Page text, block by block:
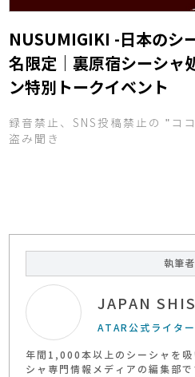
NUSUMIGIKI -日本のシ
名限定｜裏原宿シーシャ
ン特別トークイベント
録音禁止、SNS投稿禁止の "コ
盗み聞き
執筆者
JAPAN
ATAR公式ライター
年間1,000本以上のシーシャを吸
シャ専門情報メディアの編集部